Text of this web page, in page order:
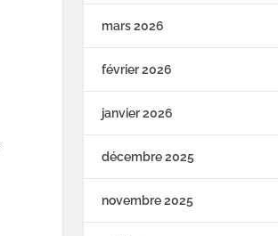
mars 2026
février 2026
janvier 2026
décembre 2025
novembre 2025